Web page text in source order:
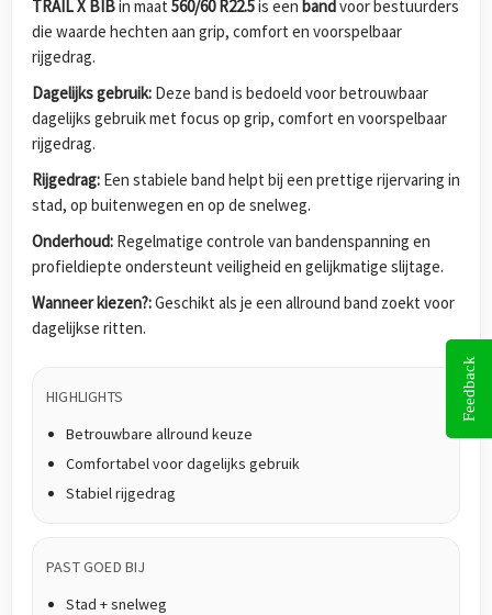
TRAIL X BIBin maat 560/60 R22.5is een band voor bestuurders
die waarde hechten aan grip, comfort en voorspelbaar
rijgedrag.
Dagelijks gebruik: Deze band is bedoeld voor betrouwbaar
dagelijks gebruik met focus op grip, comfort en voorspelbaar
rijgedrag.
Rijgedrag: Een stabiele band helpt bij een prettige rijervaring in
stad, op buitenwegen en op de snelweg.
Onderhoud: Regelmatige controle van bandenspanning en
profieldiepte ondersteunt veiligheid en gelijkmatige slijtage.
Wanneer kiezen?:Geschikt als je een allround band zoekt voor
dagelijkse ritten.
HIGHLIGHTS
Betrouwbare allround keuze
Comfortabel voor dagelijks gebruik
Stabiel rijgedrag
PAST GOED BIJ
Stad + snelweg
Feedback